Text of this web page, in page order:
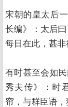
宋朝的皇太后
长编》：太后
每日在此，甚
有时甚至会如
秀夫传》：时
帘，与群臣语，